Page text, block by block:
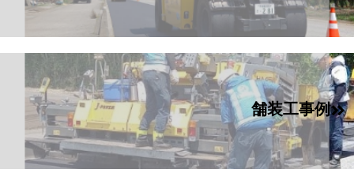
舗装工事例